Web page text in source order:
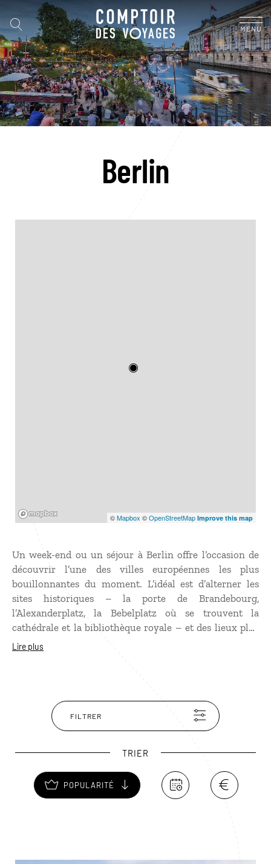
MENU
Berlin
©Mapbox ©OpenStreetMap Improve this map
Un week-end ou un séjour à Berlin offre l’occasion de
découvrir l’une des villes européennes les plus
bouillonnantes du moment. L’idéal est d’alterner les
sites historiques – la porte de Brandebourg,
l’Alexanderplatz, la Bebelplatz où se trouvent la
cathédrale et la bibliothèque royale – et des lieux plus
contemporains comme l’étonnante Potsdamer Platz, le
allemande serait incomplète sans découvrir Prenzlauer
Berg et ses brasseries, Kreuzberg et ses bars
underground, l’île aux musées et le parc du Tiergarten.
Lire plus
FILTRER
TRIER
POPULARITÉ